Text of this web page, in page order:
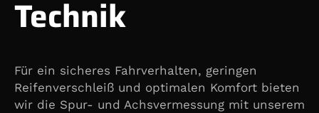
Technik
Für ein sicheres Fahrverhalten, geringen
Reifenverschleiß und optimalen Komfort bieten
wir die Spur- und Achsvermessung mit unserem